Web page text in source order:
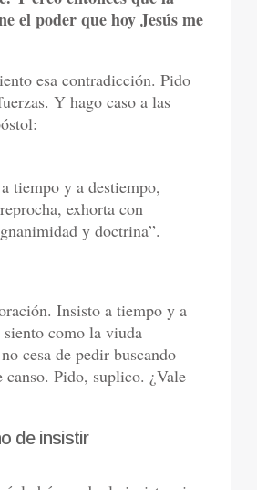
el poder que hoy Jesús me
esa contradicción. Pido
Y hago caso a las
tiempo y a destiempo,
exhorta con
y doctrina”.
Insisto a tiempo y a
como la viuda
cesa de pedir buscando
Pido, suplico. ¿Vale
de insistir